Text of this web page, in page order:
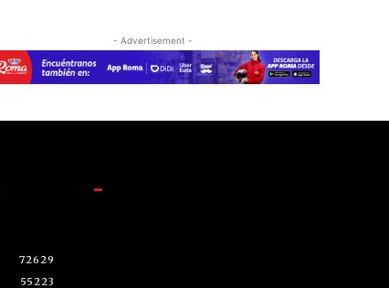
- Advertisement -
72629
55223
-